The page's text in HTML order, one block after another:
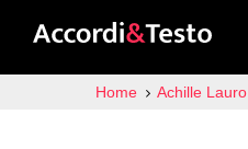
Home Achille Lauro